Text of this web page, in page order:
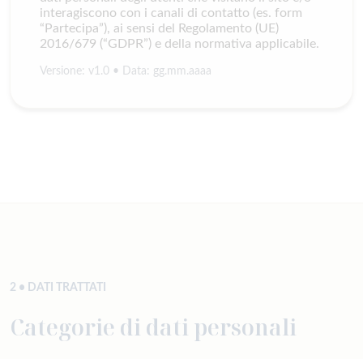
interagiscono con i canali di contatto (es. form
“Partecipa”), ai sensi del Regolamento (UE)
2016/679 (“GDPR”) e della normativa applicabile.
Versione: v1.0 • Data: gg.mm.aaaa
2 • DATI TRATTATI
Categorie di dati personali